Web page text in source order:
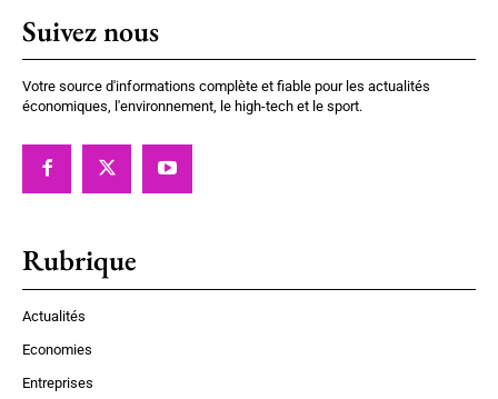
Suivez nous
Votre source d'informations complète et fiable pour les actualités
économiques, l'environnement, le high-tech et le sport.
Rubrique
Actualités
Economies
Entreprises